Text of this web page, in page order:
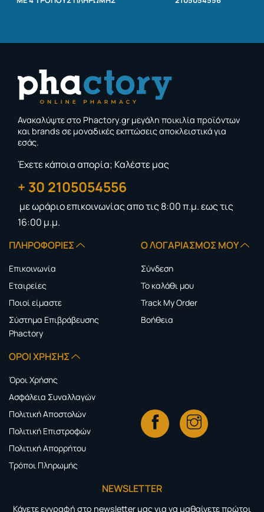
Ανακαλύψτε στο Phactory.gr μεγάλη ποικιλία προϊόντων
και brands σε μοναδικές εκπτώσεις αποκλειστικά για
εσάς.
Έχετε κάποια απορία; Καλέστε μας
+ 30 2105054556
με ωράριο επικοινωνίαςαπο τις 8:00 π.μ. εως τις
16:00 μ.μ.
ΠΛΗΡΟΦΟΡΊΕΣ
Επικοινωνία
Εταιρείες
Ποιοί είμαστε
Σύστημα Επιβράβευσης
Phactory
Ο ΛΟΓΑΡΙΑΣΜΌΣ ΜΟΥ
Σύνδεση
Το καλάθι μου
Track My Order
Boήθεια
ΌΡΟΙ ΧΡΉΣΗΣ
Όροι Χρήσης
Ασφάλεια Συναλλαγών
Πολιτική Αποστολών
Πολιτική Επιστροφών
Πολιτική Απορρήτου
Τρόποι Πληρωμής
NEWSLETTER
Κάνετε εγγραφή στο newsletter μας για να μαθαίνετε πρώτοι